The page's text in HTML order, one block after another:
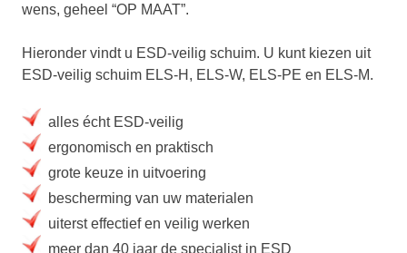
wens, geheel “OP MAAT”.
Hieronder vindt u ESD-veilig schuim. U kunt kiezen uit
ESD-veilig schuim ELS-H, ELS-W, ELS-PE en ELS-M.
alles écht ESD-veilig
ergonomisch en praktisch
grote keuze in uitvoering
bescherming van uw materialen
uiterst effectief en veilig werken
meer dan 40 jaar de specialist in ESD